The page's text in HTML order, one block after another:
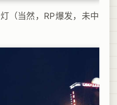
（当然，RP爆发，未中